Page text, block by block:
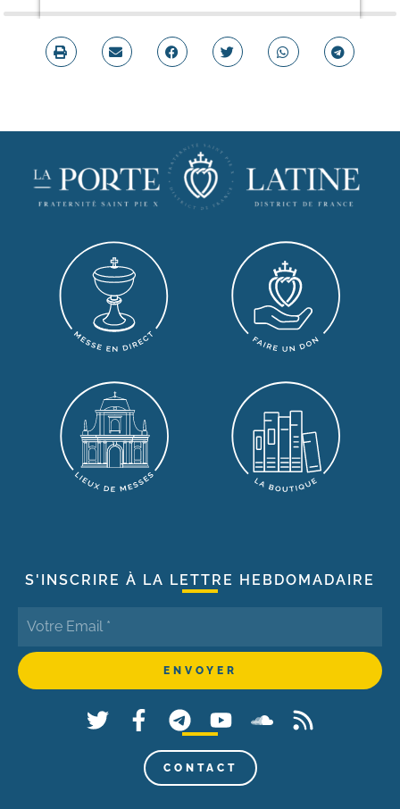
S'INSCRIRE À LA LETTRE HEBDOMADAIRE
CONTACT